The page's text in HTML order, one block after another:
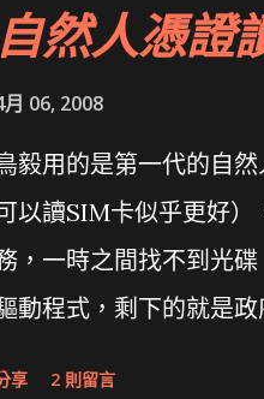
自然人憑證
月 06, 2008
毅用的是第一代的自
以讀SIM卡似乎更好
，一時之間找不到光
動程式，剩下的就是
享 2 則留言